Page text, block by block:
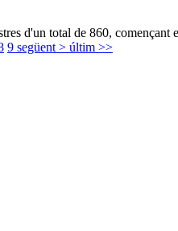
d'un total de 860, començant
9 següent > últim >>